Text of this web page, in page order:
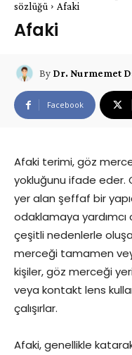
sözlüğü
Afaki
Afaki
By Dr. Nurmemet
Facebook
Afaki terimi, göz
yokluğunu ifade eder.
yer alan şeffaf bir
odaklamaya
çeşitli nedenlerle
merceği tamamen
kişiler, göz merceği
veya kontakt lens
çalışırlar.
Afaki, genellikle